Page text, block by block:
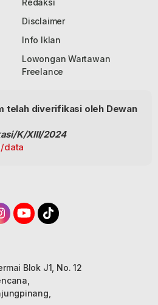
Disclaimer
Info Iklan
Lowongan Wartawan
Freelance
telah diverifikasi oleh Dewan
K/XIII/2024
data
Blok J1, No. 12